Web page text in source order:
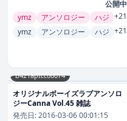
公開中
ymz
アンソロジー ハジ +21
ymz
アンソロジー ハジ +21
b421aptcc00074
オリジナルボーイズラブアンソロ
ジーCanna Vol.45 雑誌
発売日:2016-03-06 00:01:15